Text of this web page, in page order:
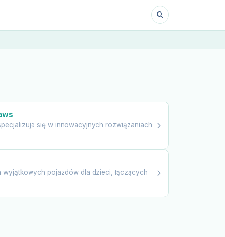
się w innowacyjnych rozwiązaniach
pojazdów dla dzieci, łączących